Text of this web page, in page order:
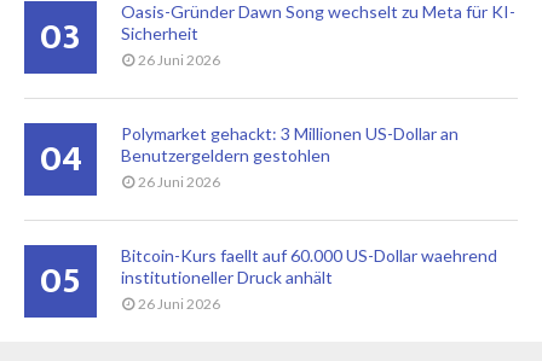
03
Oasis-Gründer Dawn Song wechselt zu Meta für KI-
Sicherheit
26 Juni 2026
04
Polymarket gehackt: 3 Millionen US-Dollar an
Benutzergeldern gestohlen
26 Juni 2026
05
Bitcoin-Kurs faellt auf 60.000 US-Dollar waehrend
institutioneller Druck anhält
26 Juni 2026